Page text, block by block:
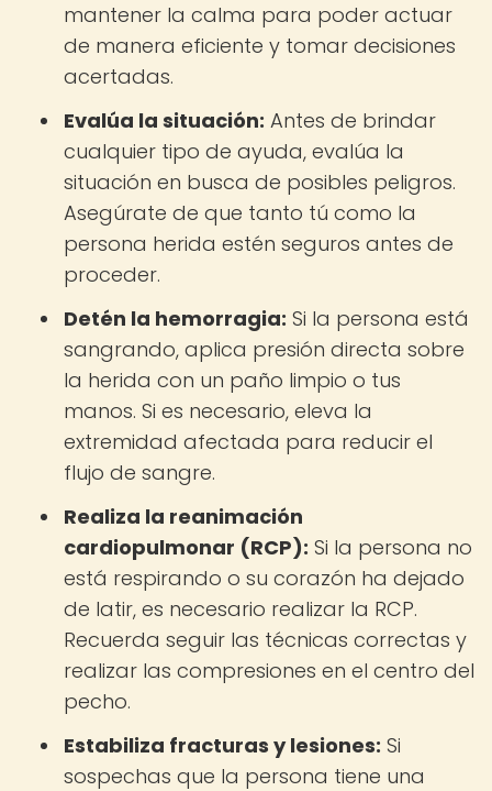
mantener la calma para poder actuar
de manera eficiente y tomar decisiones
acertadas.
Evalúa la situación: Antes de brindar
cualquier tipo de ayuda, evalúa la
situación en busca de posibles peligros.
Asegúrate de que tanto tú como la
persona herida estén seguros antes de
proceder.
Detén la hemorragia: Si la persona está
sangrando, aplica presión directa sobre
la herida con un paño limpio o tus
manos. Si es necesario, eleva la
extremidad afectada para reducir el
flujo de sangre.
Realiza la reanimación
cardiopulmonar (RCP): Si la persona no
está respirando o su corazón ha dejado
de latir, es necesario realizar la RCP.
Recuerda seguir las técnicas correctas y
realizar las compresiones en el centro del
pecho.
Estabiliza fracturas y lesiones: Si
sospechas que la persona tiene una